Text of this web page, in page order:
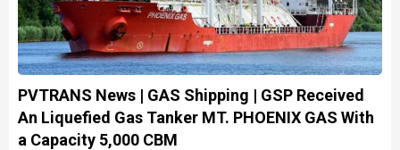
PVTRANS News | GAS Shipping | GSP Received
An Liquefied Gas Tanker MT. PHOENIX GAS With
a Capacity 5,000 CBM